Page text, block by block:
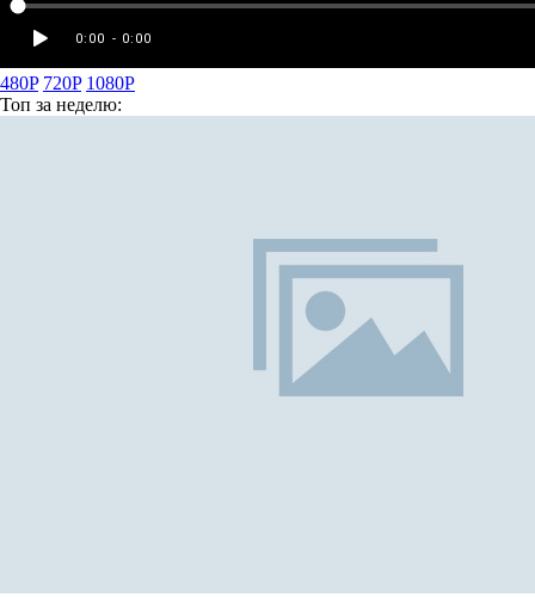
480P 720P 1080P
Топ за неделю: